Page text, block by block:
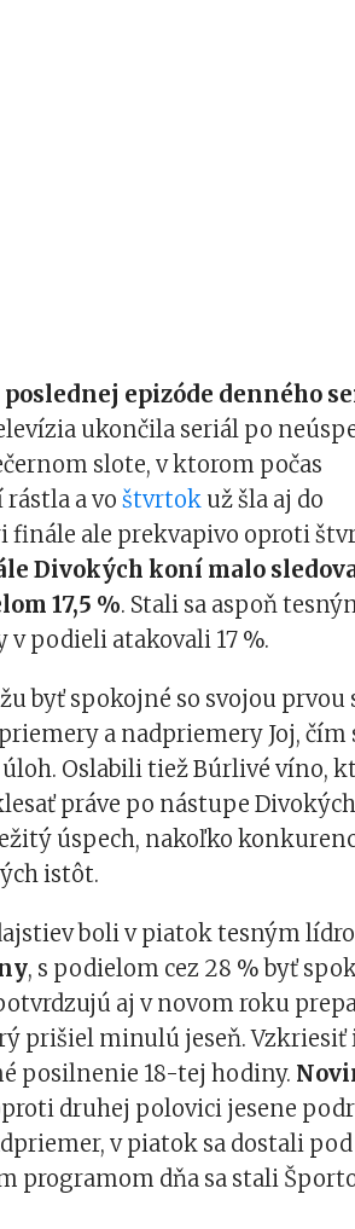
epizóde denného
ukončila seriál po
slote, v ktorom počas
a voštvrtok už šla aj do
finále ale prekvapivo oproti
Divokých koní malo
17,5 %. Stali sa aspoň
podieli atakovali 17 %.
byť spokojné so svojou prvou
a nadpriemery Joj,
Oslabili tiež Búrlivé víno,
práve po nástupe
úspech, nakoľko
istôt.
boli v piatok tesným
, s podielom cez 28 % byť
aj v novom roku
prišiel minulú jeseň. Vzkriesiť
posilnenie 18-tej hodiny.
druhej polovici jesene
v piatok sa dostali pod
programom dňa sa stali